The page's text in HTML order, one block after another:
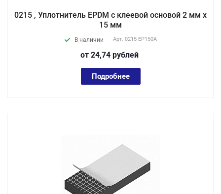
0215 , Уплотнитель EPDM с клеевой основой 2 мм х
15 мм
В наличии Арт. 0215 EP150А
от 24,74 рублей
Подробнее